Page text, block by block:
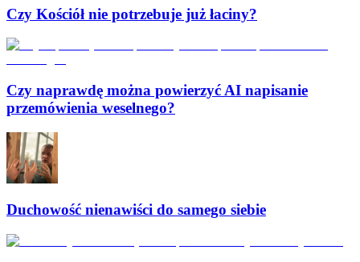
Czy Kościół nie potrzebuje już łaciny?
Czy naprawdę można powierzyć AI napisanie
przemówienia weselnego?
Duchowość nienawiści do samego siebie